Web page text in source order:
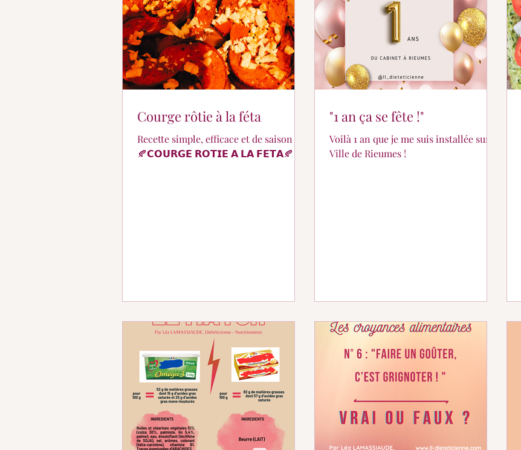
Courge rôtie à la féta
Recette simple, efficace et de saison :
🍂𝗖𝗢𝗨𝗥𝗚𝗘 𝗥𝗢𝗧𝗜𝗘 𝗔 𝗟𝗔 𝗙𝗘𝗧𝗔🍂
"1 an ça se fête !"
Voilà 1 an que je me suis installée sur la
Ville de Rieumes !